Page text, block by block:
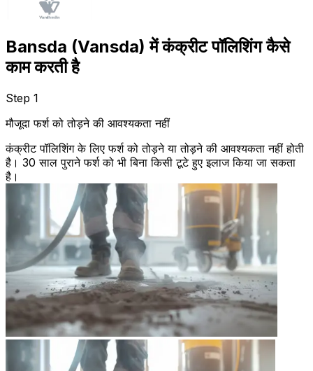
Bansda (Vansda) में कंक्रीट पॉलिशिंग कैसे
काम करती है
Step 1
मौजूदा फर्श को तोड़ने की आवश्यकता नहीं
कंक्रीट पॉलिशिंग के लिए फर्श को तोड़ने या तोड़ने की आवश्यकता नहीं होती
है। 30 साल पुराने फर्श को भी बिना किसी टूटे हुए इलाज किया जा सकता
है।